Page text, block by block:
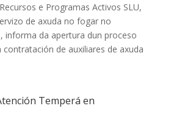
e Programas Activos SLU,
de axuda no fogar no
informa da apertura dun proceso
contratación de auxiliares de axuda
Temperá en